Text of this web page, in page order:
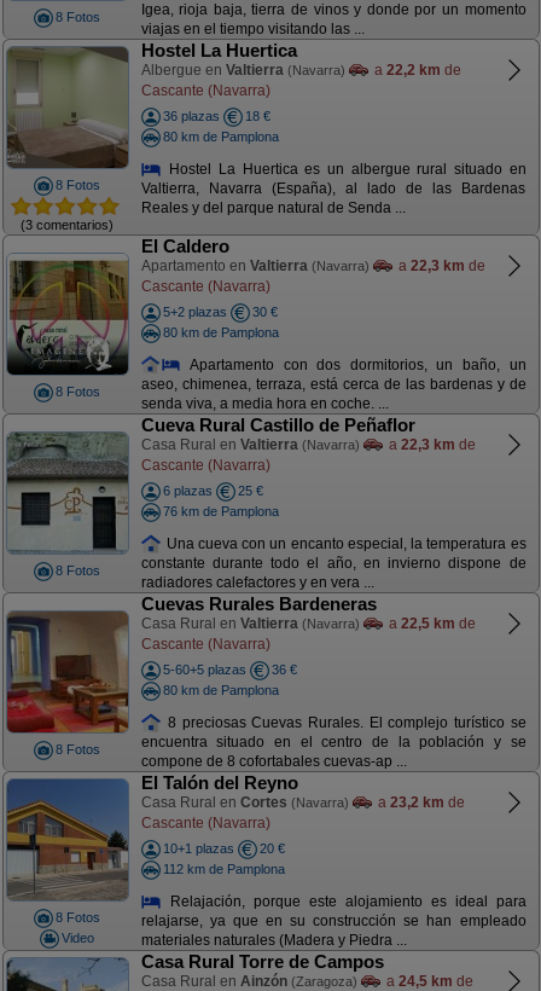
8 Fotos
Igea, rioja baja, tierra de vinos y donde por un momento
viajas en el tiempo visitando las ...
8 Fotos
(3 comentarios)
Hostel La Huertica
Albergue en Valtierra (Navarra) a 22,2 km de
Cascante (Navarra)
36 plazas
18 €
80 km de Pamplona
Hostel La Huertica es un albergue rural situado en
Valtierra, Navarra (España), al lado de las Bardenas
Reales y del parque natural de Senda ...
8 Fotos
El Caldero
Apartamento en Valtierra (Navarra) a 22,3 km de
Cascante (Navarra)
5+2 plazas
30 €
80 km de Pamplona
Apartamento con dos dormitorios, un baño, un
aseo, chimenea, terraza, está cerca de las bardenas y de
senda viva, a media hora en coche. ...
8 Fotos
Cueva Rural Castillo de Peñaflor
Casa Rural en Valtierra (Navarra) a 22,3 km de
Cascante (Navarra)
6 plazas
25 €
76 km de Pamplona
Una cueva con un encanto especial, la temperatura es
constante durante todo el año, en invierno dispone de
radiadores calefactores y en vera ...
8 Fotos
Cuevas Rurales Bardeneras
Casa Rural en Valtierra (Navarra) a 22,5 km de
Cascante (Navarra)
5-60+5 plazas
36 €
80 km de Pamplona
8 preciosas Cuevas Rurales. El complejo turístico se
encuentra situado en el centro de la población y se
compone de 8 cofortabales cuevas-ap ...
8 Fotos
Video
El Talón del Reyno
Casa Rural en Cortes (Navarra) a 23,2 km de
Cascante (Navarra)
10+1 plazas
20 €
112 km de Pamplona
Relajación, porque este alojamiento es ideal para
relajarse, ya que en su construcción se han empleado
materiales naturales (Madera y Piedra ...
Casa Rural Torre de Campos
Casa Rural en Ainzón (Zaragoza) a 24,5 km de